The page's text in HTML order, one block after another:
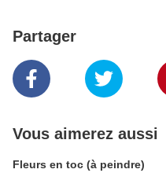
Partager
Vous aimerez aussi
Fleurs en toc (à peindre)